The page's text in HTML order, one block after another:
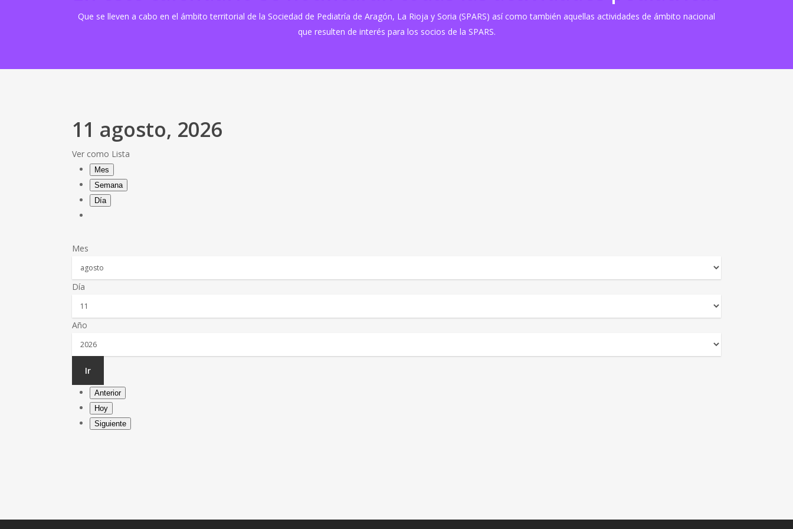
Que se lleven a cabo en el ámbito territorial de la Sociedad de Pediatría de Aragón, La Rioja y Soria (SPARS) así como también aquellas actividades de ámbito nacional
que resulten de interés para los socios de la SPARS.
11 agosto, 2026
Ver como Lista
Mes
Semana
Día
Mes
Día
Año
Anterior
Hoy
Siguiente